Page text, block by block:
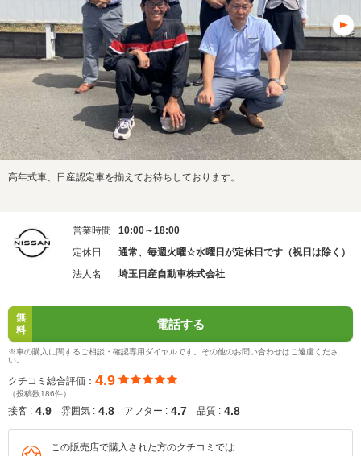
高年式車、日産認定車を揃えてお待ちしております。
営業時間
10:00～18:00
定休日
通常、毎週火曜☆水曜日が定休日です（祝日は除く）
法人名
埼玉日産自動車株式会社
無
料
電話する
※車の購入に関するご相談・確認専用ダイヤルです。その他のお問い合わせはご遠慮くださ
い。
クチコミ総合評価： 4.9
（投稿数186件）
接客 : 4.9 雰囲気 : 4.8 アフター : 4.7 品質 : 4.8
この販売店で購入された方のクチコミでは